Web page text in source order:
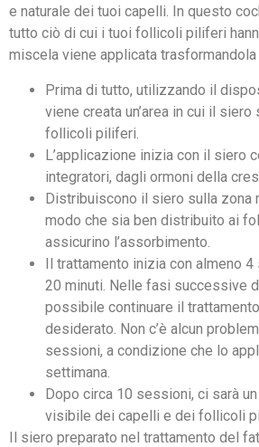
e naturale dei tuoi capelli. In questo
tutto ciò di cui i tuoi follicoli piliferi
miscela viene applicata trasformandola
Prima di tutto, utilizzando il
viene creata un’area in cui il
follicoli piliferi.
L’applicazione inizia con il siero
integratori, dagli ormoni della
Distribuiscono il siero sulla zona
modo che sia ben distribuito ai
assicurino l’assorbimento.
Il trattamento inizia con almeno
20 minuti. Nelle fasi successive
possibile continuare il
desiderato. Non c’è alcun
sessioni, a condizione che lo
settimana.
Dopo circa 10 sessioni, ci sarà
visibile dei capelli e dei follicoli
Il siero preparato nel trattamento del